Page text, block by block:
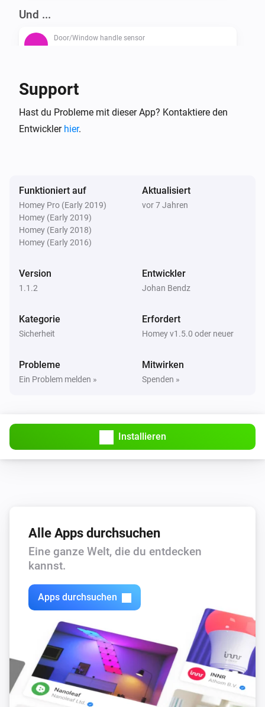
Und ...
Door/Window handle sensor
Door/Window handle sensor
Der Batterie-Alarm ist an
Support
Hast du Probleme mit dieser App? Kontaktiere den
Entwickler hier.
Funktioniert auf
Homey Pro (Early 2019)
Homey (Early 2019)
Homey (Early 2018)
Homey (Early 2016)
Aktualisiert
vor 7 Jahren
Version
1.1.2
Entwickler
Johan Bendz
Kategorie
Sicherheit
Erfordert
Homey v1.5.0 oder neuer
Probleme
Ein Problem melden »
Mitwirken
Spenden »
Installieren
Alle Apps durchsuchen
Eine ganze Welt, die du entdecken
kannst.
Apps durchsuchen